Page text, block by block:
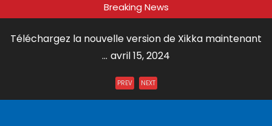
Breaking News
Téléchargez la nouvelle version de Xikka maintenant
... avril 15, 2024
Xikka Vox – Paiement en ligne et en boutique ...
PREV NEXT